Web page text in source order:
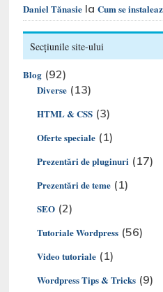
Daniel Tănasie laCum se
Secțiunile site-ului
Blog (92)
Diverse (13)
HTML & CSS (3)
Oferte speciale (1)
Prezentări de pluginuri (17)
Prezentări de teme (1)
SEO (2)
Tutoriale Wordpress (56)
Video tutoriale (1)
Wordpress Tips & Tricks (9)